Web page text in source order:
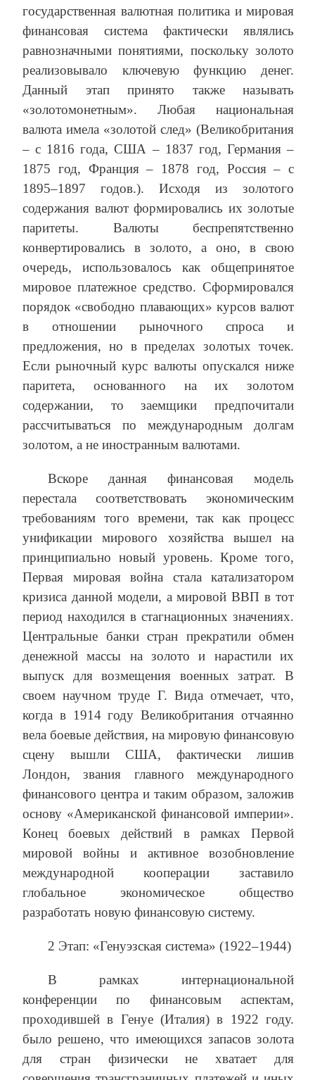
государственная валютная политика и мировая
финансовая система фактически являлись
равнозначными понятиями, поскольку золото
реализовывало ключевую функцию денег.
Данный этап принято также называть
«золотомонетным». Любая национальная
валюта имела «золотой след» (Великобритания
– с 1816 года, США – 1837 год, Германия –
1875 год, Франция – 1878 год, Россия – с
1895–1897 годов.). Исходя из золотого
содержания валют формировались их золотые
паритеты. Валюты беспрепятственно
конвертировались в золото, а оно, в свою
очередь, использовалось как общепринятое
мировое платежное средство. Сформировался
порядок «свободно плавающих» курсов валют
в отношении рыночного спроса и
предложения, но в пределах золотых точек.
Если рыночный курс валюты опускался ниже
паритета, основанного на их золотом
содержании, то заемщики предпочитали
рассчитываться по международным долгам
золотом, а не иностранным валютами.
Вскоре данная финансовая модель
перестала соответствовать экономическим
требованиям того времени, так как процесс
унификации мирового хозяйства вышел на
принципиально новый уровень. Кроме того,
Первая мировая война стала катализатором
кризиса данной модели, а мировой ВВП в тот
период находился в стагнационных значениях.
Центральные банки стран прекратили обмен
денежной массы на золото и нарастили их
выпуск для возмещения военных затрат. В
своем научном труде Г. Вида отмечает, что,
когда в 1914 году Великобритания отчаянно
вела боевые действия, на мировую финансовую
сцену вышли США, фактически лишив
Лондон, звания главного международного
финансового центра и таким образом, заложив
основу «Американской финансовой империи».
Конец боевых действий в рамках Первой
мировой войны и активное возобновление
международной кооперации заставило
глобальное экономическое общество
разработать новую финансовую систему.
2 Этап: «Генуэзская система» (1922–1944)
В рамках интернациональной
конференции по финансовым аспектам,
проходившей в Генуе (Италия) в 1922 году.
было решено, что имеющихся запасов золота
для стран физически не хватает для